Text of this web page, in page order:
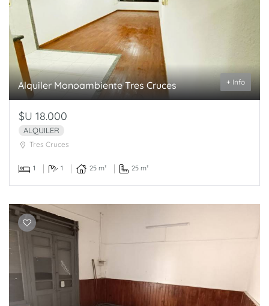
Alquiler Monoambiente Tres Cruces + Info
$U 18.000
ALQUILER
Tres Cruces
1 1 25 m² 25 m²